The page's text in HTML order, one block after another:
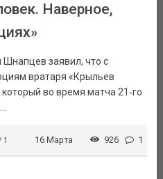
Наверное,
заявил, что с
вратаря «Крыльев
во время матча 21‑го
1 16 Марта 926 1